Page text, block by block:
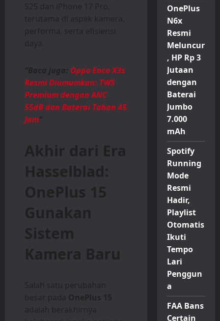
S25 dan iPhone 17 Pro,
terutama di aspek kamera,
performa, serta efisiensi
daya.
“Baca juga: Oppo Enco X3s
Resmi Diumumkan: TWS
Premium dengan ANC
55dB dan Baterai Tahan 45
Jam“
Akhir dari Era
Hasselblad:
OnePlus 15
Gunakan
Sistem
Kamera Baru
Salah satu perubahan
besar pada OnePlus 15
adalah berakhirnya
OnePlus
N6x
Resmi
Meluncur
, HP Rp 3
Jutaan
dengan
Baterai
Jumbo
7.000
mAh
Spotify
Running
Mode
Resmi
Hadir,
Playlist
Otomatis
Ikuti
Tempo
Lari
Penggun
a
FAA Bans
Certain